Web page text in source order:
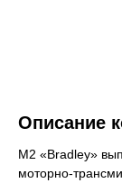
Описание
M2 «Bradley»
моторно-